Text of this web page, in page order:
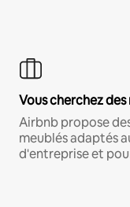
Vous cherchez
Airbnb propose
meublés adaptés
d'entreprise et